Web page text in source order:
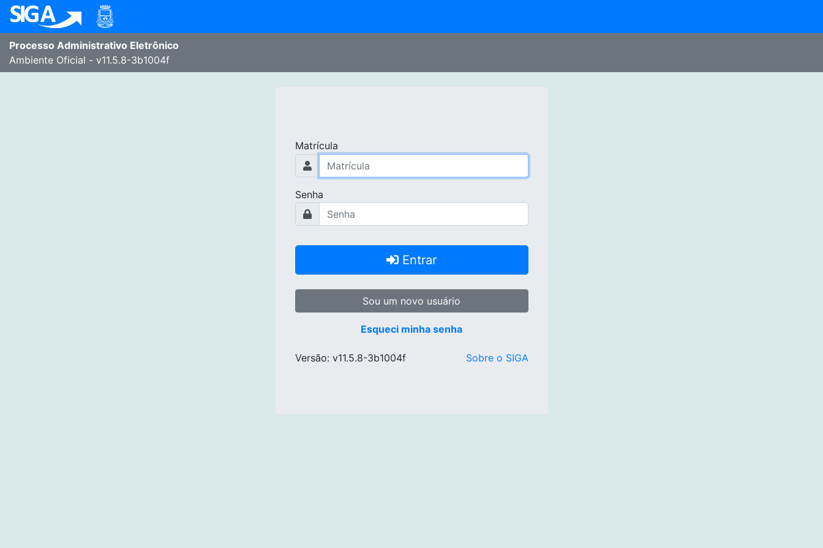
Processo Administrativo Eletrônico
Ambiente Oficial - v11.5.8-3b1004f
Matrícula
Senha
Entrar
Sou um novo usuário
Esqueci minha senha
Versão: v11.5.8-3b1004f Sobre o SIGA